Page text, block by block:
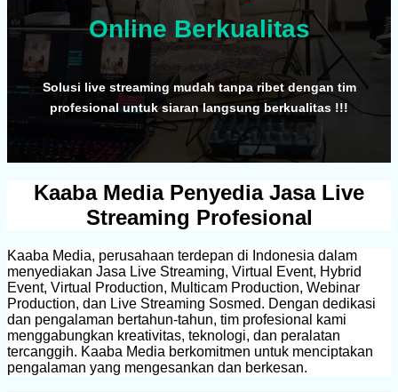
Online Berkualitas
Solusi live streaming mudah tanpa ribet dengan tim
profesional untuk siaran langsung berkualitas !!!
Kaaba Media Penyedia Jasa Live
Streaming Profesional
Kaaba Media, perusahaan terdepan di Indonesia dalam
menyediakan Jasa Live Streaming, Virtual Event, Hybrid
Event, Virtual Production, Multicam Production, Webinar
Production, dan Live Streaming Sosmed. Dengan dedikasi
dan pengalaman bertahun-tahun, tim profesional kami
menggabungkan kreativitas, teknologi, dan peralatan
tercanggih. Kaaba Media berkomitmen untuk menciptakan
pengalaman yang mengesankan dan berkesan.